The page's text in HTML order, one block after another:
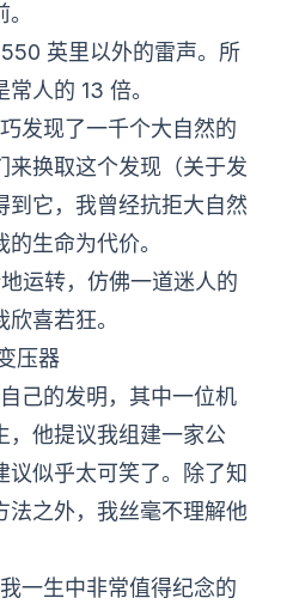
英里以外的雷声。所
人的 13 倍。
发现了一千个大自然的
来换取这个发现（关于发
到它，我曾经抗拒大自然
生命为代价。
运转，仿佛一道迷人的
喜若狂。
压器
己的发明，其中一位机
，他提议我组建一家公
议似乎太可笑了。除了知
法之外，我丝毫不理解他
一生中非常值得纪念的